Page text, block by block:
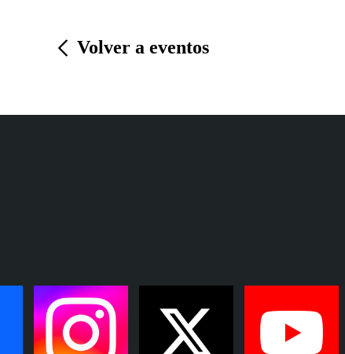
Volver a eventos